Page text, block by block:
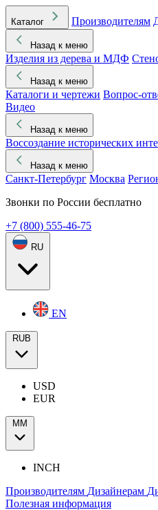
Каталог Производителям
Назад к меню
Изделия из дерева и МДФ
Назад к меню
Каталоги и чертежи Вопрос-
Видео
Назад к меню
Воссоздание исторических
Назад к меню
Санкт-Петербург Москва
Звонки по России бесплатно
+7 (800) 555-46-75
RU
EN
RUB
USD
EUR
ММ
INCH
Производителям Дизайнерам
Полезная информация